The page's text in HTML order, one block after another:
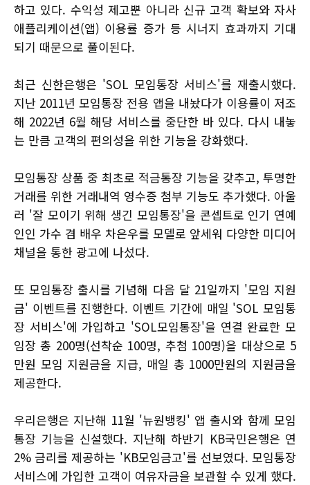
하고 있다. 수익성 제고뿐 아니라 신규 고객 확보와 자사
애플리케이션(앱) 이용률 증가 등 시너지 효과까지 기대
되기 때문으로 풀이된다.
최근 신한은행은 'SOL 모임통장 서비스'를 재출시했다.
지난 2011년 모임통장 전용 앱을 내놨다가 이용률이 저조
해 2022년 6월 해당 서비스를 중단한 바 있다. 다시 내놓
는 만큼 고객의 편의성을 위한 기능을 강화했다.
모임통장 상품 중 최초로 적금통장 기능을 갖추고, 투명한
거래를 위한 거래내역 영수증 첨부 기능도 추가했다. 아울
러 '잘 모이기 위해 생긴 모임통장'을 콘셉트로 인기 연예
인인 가수 겸 배우 차은우를 모델로 앞세워 다양한 미디어
채널을 통한 광고에 나섰다.
또 모임통장 출시를 기념해 다음 달 21일까지 '모임 지원
금' 이벤트를 진행한다. 이벤트 기간에 매일 'SOL 모임통
장 서비스'에 가입하고 'SOL모임통장'을 연결 완료한 모
임장 총 200명(선착순 100명, 추첨 100명)을 대상으로 5
만원 모임 지원금을 지급, 매일 총 1000만원의 지원금을
제공한다.
우리은행은 지난해 11월 '뉴원뱅킹' 앱 출시와 함께 모임
통장 기능을 신설했다. 지난해 하반기 KB국민은행은 연
2% 금리를 제공하는 'KB모임금고'를 선보였다. 모임통장
서비스에 가입한 고객이 여유자금을 보관할 수 있게 했다.